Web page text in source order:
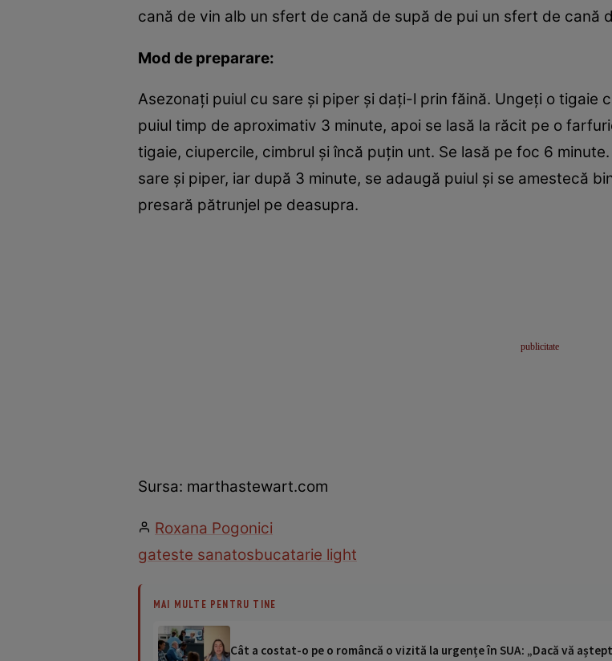
cană de vin alb un sfert de cană de supă de pui un sfert de cană
Mod de preparare:
Asezonaţi puiul cu sare şi piper şi daţi-l prin făină. Ungeţi o tigaie
puiul timp de aproximativ 3 minute, apoi se lasă la răcit pe o
tigaie, ciupercile, cimbrul şi încă puţin unt. Se lasă pe foc 6
sare şi piper, iar după 3 minute, se adaugă puiul şi se amestecă
presară pătrunjel pe deasupra.
Sursa: marthastewart.com
Roxana Pogonici
gateste sanatosbucatarie light
MAI MULTE PENTRU TINE
Cât a costat-o pe o româncă o vizită la urgențe în SUA: „Dacă vă